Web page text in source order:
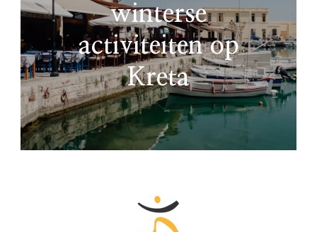
winterse
activiteiten op
Kreta